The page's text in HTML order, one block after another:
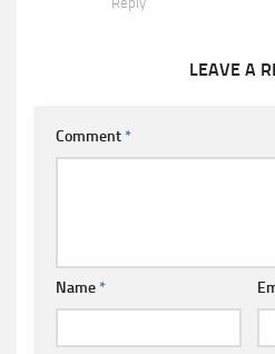
LEAVE A
Comment *
Name *